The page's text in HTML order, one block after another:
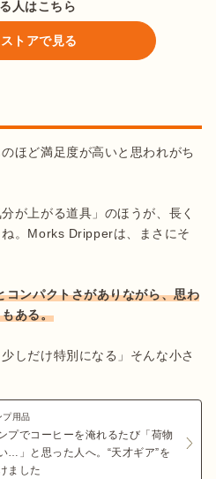
人はこちら
トアで見る
ほど満足度が高いと思われがち
が上がる道具」のほうが、長く
。Morks Dripperは、まさにそ
ンパクトさがありながら、思わ
ある。
しだけ特別になる」そんな小さ
プ用品
プでコーヒーを淹れるたび「荷物
…」と思った人へ。“天才ギア”を
ました